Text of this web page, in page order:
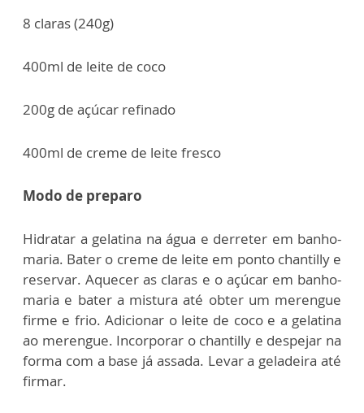
8 claras (240g)
400ml de leite de coco
200g de açúcar refinado
400ml de creme de leite fresco
Modo de preparo
Hidratar a gelatina na água e derreter em banho-
maria. Bater o creme de leite em ponto chantilly e
reservar. Aquecer as claras e o açúcar em banho-
maria e bater a mistura até obter um merengue
firme e frio. Adicionar o leite de coco e a gelatina
ao merengue. Incorporar o chantilly e despejar na
forma com a base já assada. Levar a geladeira até
firmar.